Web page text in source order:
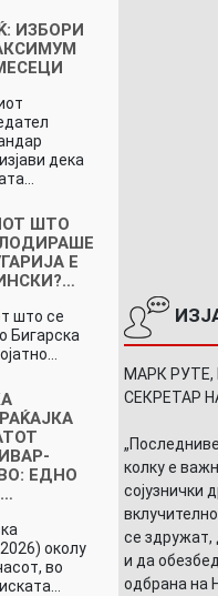
ИЗБОРИ
дека
ШТО
Е
што се
Бигарска
ЕДНО
околу
во
МАРК РУТЕ,
СЕКРЕТАР
колку е
сојузнички
се здружат,
и да
одбрана на